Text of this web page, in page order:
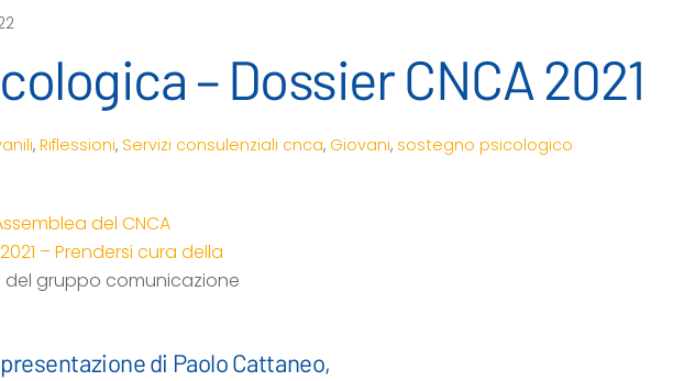
– Dossier CNCA 2021
, Riflessioni, Servizi consulenziali cnca, Giovani, sostegno psicologico
del CNCA
– Prendersi cura della
del gruppo comunicazione
di Paolo Cattaneo,